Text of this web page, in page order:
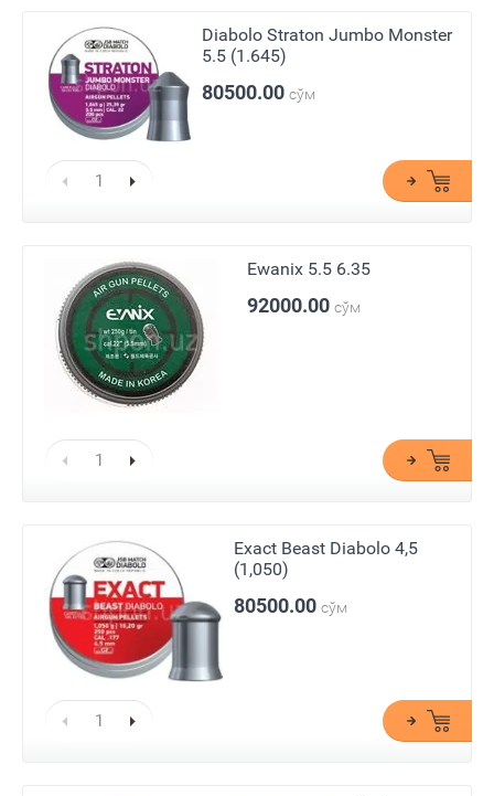
Diabolo Straton Jumbo Monster
5.5 (1.645)
80500.00 сўм
Ewanix 5.5 6.35
92000.00 сўм
Exact Beast Diabolo 4,5
(1,050)
80500.00 сўм